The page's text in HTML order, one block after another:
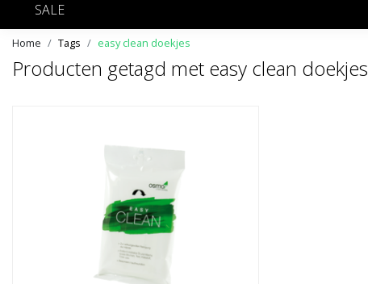
SALE
Home Tags easy clean doekjes
Producten getagd met easy clean doekjes